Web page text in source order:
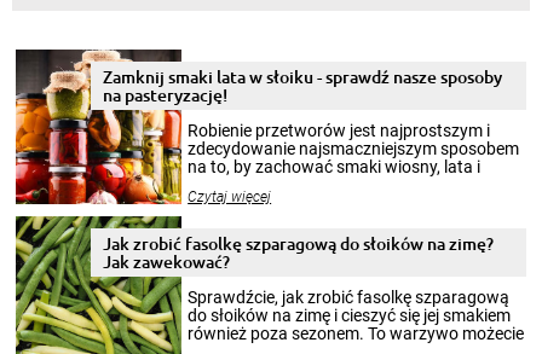
Zamknij smaki lata w słoiku - sprawdź nasze sposoby
na pasteryzację!
Robienie przetworów jest najprostszym i
zdecydowanie najsmaczniejszym sposobem
na to, by zachować smaki wiosny, lata i
krajobrazów, by cieszyć nimi oko w sezonie
pełni poczuć atmosferę cieplejszych
miesięcy. Przygotowanie słoików ze
patenty, które pozwolą zachować świeżość
przetworów.
Czytaj więcej
Jak zrobić fasolkę szparagową do słoików na zimę?
Jak zawekować?
Sprawdźcie, jak zrobić fasolkę szparagową
do słoików na zimę i cieszyć się jej smakiem
również poza sezonem. To warzywo możecie